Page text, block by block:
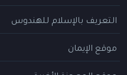
التعريف بالإسلام للهندوس
موقع الإيمان